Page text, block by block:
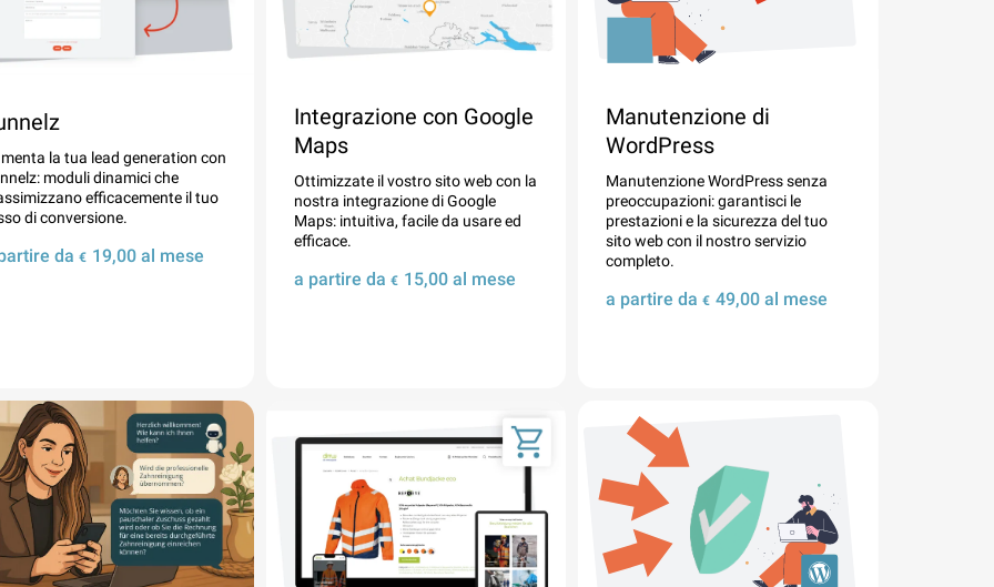
la tua lead generation con
moduli dinamici che
efficacemente il tuo
di conversione.
da € 19,00al mese
Integrazione con Google
Maps
Ottimizzate il vostro sito web con la
nostra integrazione di Google
Maps: intuitiva, facile da usare ed
efficace.
a partire da€ 15,00 al mese
Manutenzione di
WordPress
Manutenzione WordPress senza
preoccupazioni: garantisci le
prestazioni e la sicurezza del tuo
sito web con il nostro servizio
completo.
a partire da€ 49,00 al mese